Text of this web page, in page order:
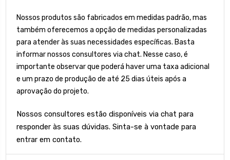
Nossos produtos são fabricados em medidas padrão, mas
também oferecemos a opção de medidas personalizadas
para atender às suas necessidades específicas. Basta
informar nossos consultores via chat. Nesse caso, é
importante observar que poderá haver uma taxa adicional
e um prazo de produção de até 25 dias úteis após a
aprovação do projeto.
Nossos consultores estão disponíveis via chat para
responder às suas dúvidas. Sinta-se à vontade para
entrar em contato.